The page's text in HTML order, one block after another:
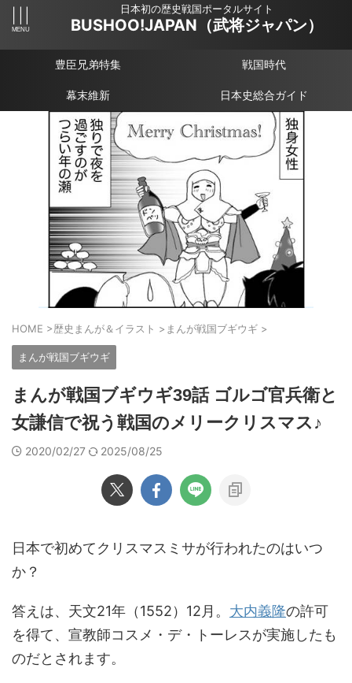
日本初の歴史戦国ポータルサイト
BUSHOO!JAPAN（武将ジャパン）
豊臣兄弟特集 戦国時代
幕末維新 日本史総合ガイド
HOME >歴史まんが＆イラスト > まんが戦国ブギウギ >
まんが戦国ブギウギ
まんが戦国ブギウギ39話 ゴルゴ官兵衛と
女謙信で祝う戦国のメリークリスマス♪
2020/02/27 2025/08/25
日本で初めてクリスマスミサが行われたのはいつ
か？
答えは、天文21年（1552）12月。 大内義隆の許可
を得て、宣教師コスメ・デ・トーレスが実施したも
のだとされます。